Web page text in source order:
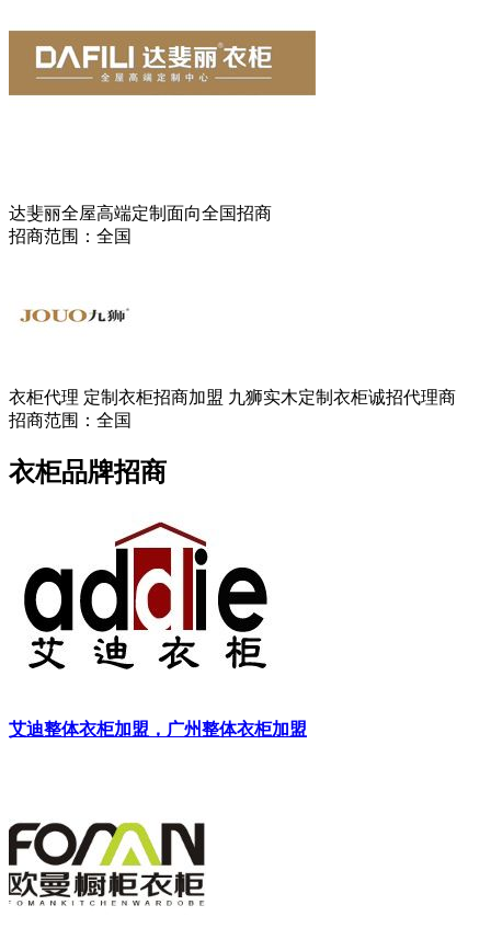
达斐丽全屋高端定制面向全国招商
招商范围：全国
衣柜代理 定制衣柜招商加盟 九狮实木定制衣柜诚招代理商
招商范围：全国
衣柜品牌招商
艾迪整体衣柜加盟，广州整体衣柜加盟